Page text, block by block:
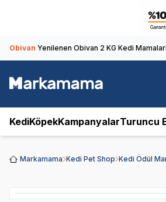
Obivan Yenilenen Obivan 2 KG Kedi Mamaları
KediKöpekKampanyalarTuruncu
Markamama Kedi Pet Shop Kedi Ödül